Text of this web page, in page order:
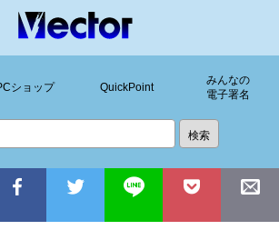
ショップ QuickPoint
みんなの
電子署名